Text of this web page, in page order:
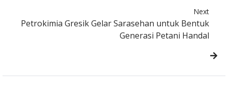
Next
Petrokimia Gresik Gelar Sarasehan untuk Bentuk
Generasi Petani Handal